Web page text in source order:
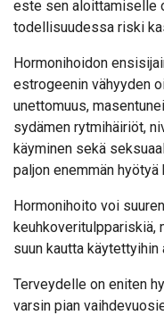
este sen aloittamiselle
todellisuudessa riski
Hormonihoidon
estrogeenin vähyyden
unettomuus,
sydämen rytmihäiriöt,
käyminen sekä
paljon enemmän
Hormonihoito voi
keuhkoveritulppariskiä,
suun kautta käytettyihin
Terveydelle on eniten
varsin pian